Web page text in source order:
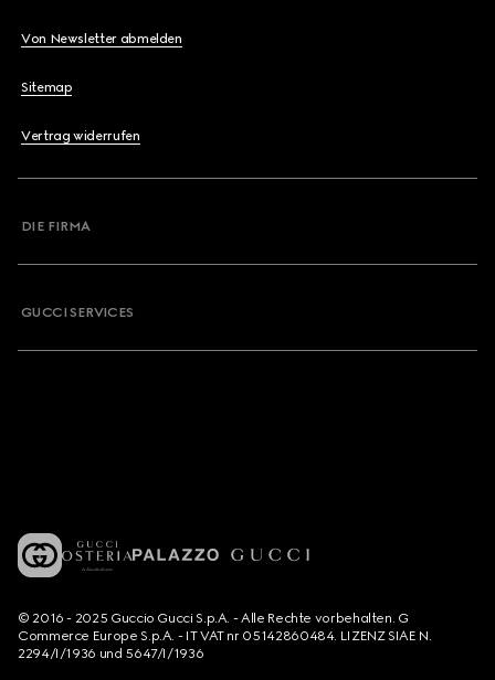
Von Newsletter abmelden
Sitemap
Vertrag widerrufen
DIE FIRMA
GUCCI SERVICES
© 2016 - 2025 Guccio Gucci S.p.A. - Alle Rechte vorbehalten. G
Commerce Europe S.p.A. - IT VAT nr 05142860484. LIZENZ SIAE N.
2294/I/1936 und 5647/I/1936